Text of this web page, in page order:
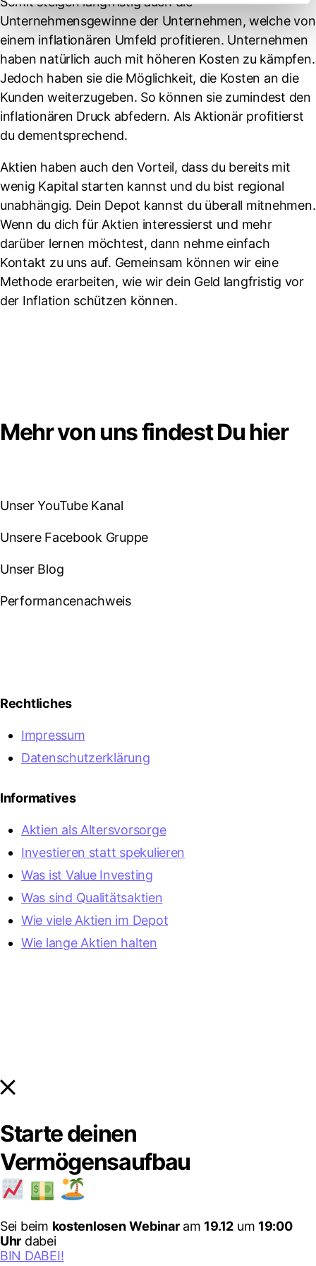
Unternehmensgewinne der Unternehmen, welche von
einem inflationären Umfeld profitieren. Unternehmen
haben natürlich auch mit höheren Kosten zu kämpfen.
Jedoch haben sie die Möglichkeit, die Kosten an die
Kunden weiterzugeben. So können sie zumindest den
inflationären Druck abfedern. Als Aktionär profitierst
du dementsprechend.
Aktien haben auch den Vorteil, dass du bereits mit
wenig Kapital starten kannst und du bist regional
unabhängig. Dein Depot kannst du überall mitnehmen.
Wenn du dich für Aktien interessierst und mehr
darüber lernen möchtest, dann nehme einfach
Kontakt zu uns auf. Gemeinsam können wir eine
Methode erarbeiten, wie wir dein Geld langfristig vor
der Inflation schützen können.
Mehr von uns findest Du hier
Unser YouTube Kanal
Unsere Facebook Gruppe
Unser Blog
Performancenachweis
Rechtliches
Impressum
Datenschutzerklärung
Informatives
Aktien als Altersvorsorge
Investieren statt spekulieren
Was ist Value Investing
Was sind Qualitätsaktien
Wie viele Aktien im Depot
Wie lange Aktien halten
Starte deinen
Vermögensaufbau
Sei beim kostenlosen Webinaram 19.12 um 19:00
Uhr dabei
BIN DABEI!